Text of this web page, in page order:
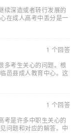
续深造或者转行发展的
在成人高考中丢分是一
1 个回答
多考生关心的问题。根
邑县成人教育中心。这
1 个回答
考是许多中职生关心的
问题和对应的解答。中